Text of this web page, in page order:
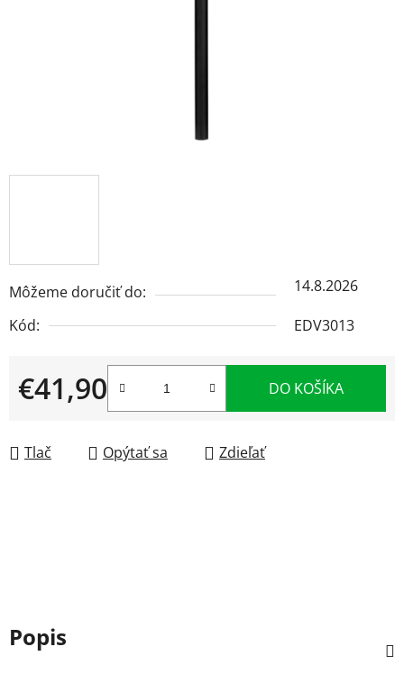
Môžeme doručiť do:
14.8.2026
Kód:
EDV3013
€41,90
Jednotková cena:
DO KOŠÍKA
Tlač Opýtať sa Zdieľať
Popis